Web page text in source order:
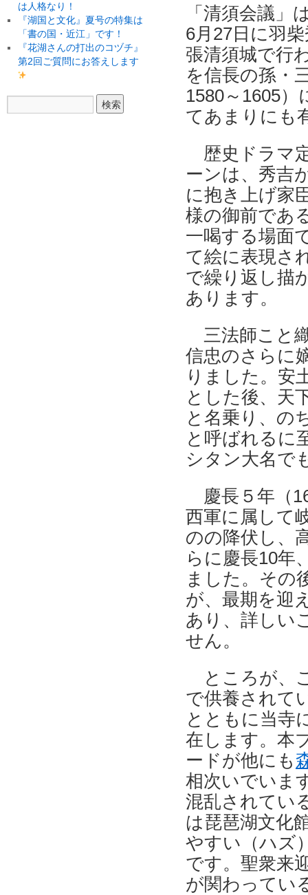
「清須会議」
6月27日に羽
張清須城で行
を信長の孫・
1580～1605
てあまりにも
歴史ドラマ
ーンは、秀吉
に抱き上げ家
様の御前であ
一喝する場面
て絵に表現さ
で繰り返し描
あります。
三法師こと
信忠のさらに
りました。安
とした後、天
と名乗り、の
と呼ばれるに
シタン大名で
慶長５年（
西軍に属して
のの降伏し、
らに慶長10年
ました。その
が、最期を迎
あり、詳しい
せん。
ところが、
で供養されて
とともに当寺
在します。本
ードが他にも
相次いでいま
混乱されてい
は琵琶湖文化
やすい（ハズ
です。聖衆来
が関わってい
は人格なり！
『湖国と文化』夏号の特集は
「書の国・近江」です！
『花湖さんの打出のコヅチ』
第2回ご質問にお答えします